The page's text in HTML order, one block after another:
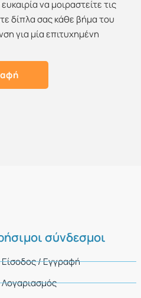
να μοιραστείτε τις
δίπλα σας κάθε βήμα του
για μία επιτυχημένη
σύνδεσμοι
Είσοδος / Εγγραφή
Λογαριασμός